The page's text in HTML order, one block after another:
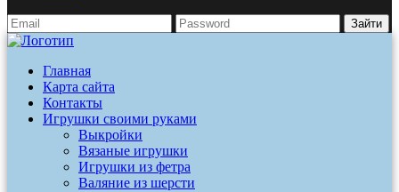
Зайти
Главная
Карта сайта
Контакты
Игрушки своими руками
Выкройки
Вязаные игрушки
Игрушки из фетра
Валяние из шерсти